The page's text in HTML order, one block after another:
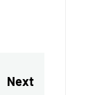
Next